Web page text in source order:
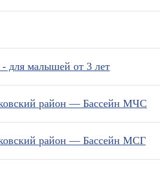
для малышей от 3 лет
район — Бассейн МЧС
район — Бассейн МСГ